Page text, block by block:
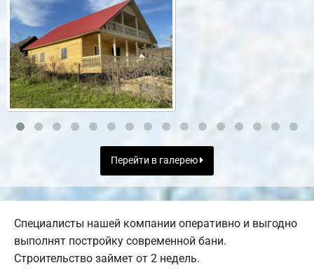
Перейти в галерею
Специалисты нашей компании оперативно и выгодно
выполнят постройку современной бани.
Строительство займет от 2 недель.